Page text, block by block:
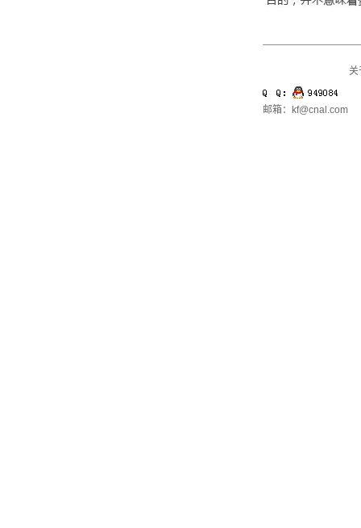
关
邮箱：kf@cnal.com